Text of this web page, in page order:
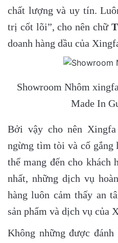
chất lượng và uy tín.
trị cốt lõi”, cho nên chữ
doanh hàng dầu của
Showroom Nhôm
Made In
Bởi vậy cho nên
ngừng tìm tòi và cố gắng
thể mang đến cho khách
nhất, những dịch vụ
hàng luôn cảm thấy an
sản phẩm và dịch vụ của
Không những được